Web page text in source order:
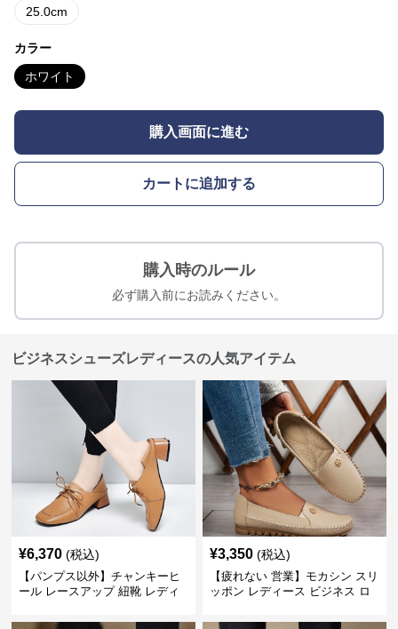
25.0cm
カラー
ホワイト
購入画面に進む
カートに追加する
購入時のルール
必ず購入前にお読みください。
ビジネスシューズレディースの人気アイテム
¥6,370 (税込)
【パンプス以外】チャンキーヒ
ール レースアップ 紐靴 レディ
ーツ スクエアトゥ 歩きやすい
¥3,350 (税込)
【疲れない 営業】モカシン スリ
ッポン レディース ビジネス ロ
ジュアル パンプス以外